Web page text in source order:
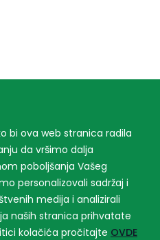
bi ova web stranica radila
da vršimo dalja
poboljšanja Vašeg
personalizovali sadržaj i
medija i analizirali
naših stranica prihvatate
kolačića pročitajte OVDE